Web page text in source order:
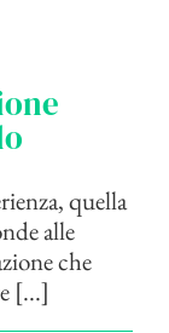
quella
alle
che
[...]